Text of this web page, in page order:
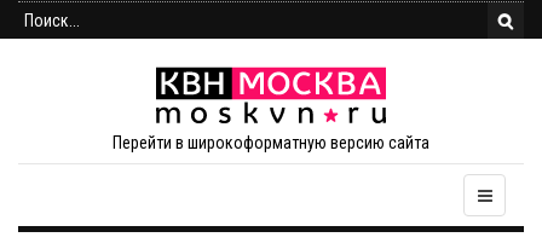
Перейти в широкоформатную версию сайта